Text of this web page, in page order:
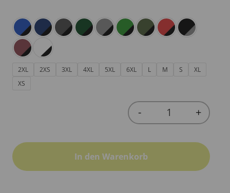
2XL 2XS 3XL 4XL 5XL 6XL L M S
XL
XS
Quantity
- +
In den Warenkorb